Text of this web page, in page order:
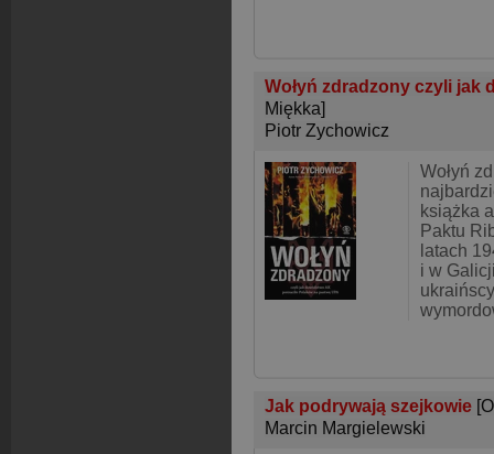
Wołyń zdradzony czyli jak
Miękka]
Piotr Zychowicz
Wołyń
książka
Paktu
latach
i w
Jak podrywają szejkowie
Marcin Margielewski